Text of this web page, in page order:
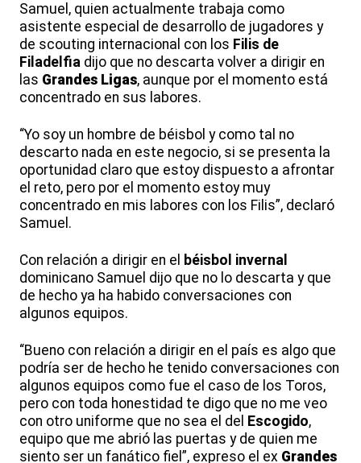
Samuel, quien actualmente trabaja como
asistente especial de desarrollo de jugadores y
de scouting internacional con los Filis de
Filadelfia dijo que no descarta volver a dirigir en
las Grandes Ligas, aunque por el momento está
concentrado en sus labores.
“Yo soy un hombre de béisbol y como tal no
descarto nada en este negocio, si se presenta la
oportunidad claro que estoy dispuesto a afrontar
el reto, pero por el momento estoy muy
concentrado en mis labores con los Filis”, declaró
Samuel.
Con relación a dirigir en el béisbol invernal
dominicano Samuel dijo que no lo descarta y que
de hecho ya ha habido conversaciones con
algunos equipos.
“Bueno con relación a dirigir en el país es algo que
podría ser de hecho he tenido conversaciones con
algunos equipos como fue el caso de los Toros,
pero con toda honestidad te digo que no me veo
con otro uniforme que no sea el del Escogido,
equipo que me abrió las puertas y de quien me
siento ser un fanático fiel”, expreso el ex Grandes